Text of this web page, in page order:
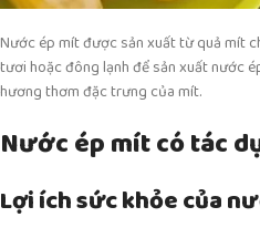
Nước ép mít được sản xuất từ quả mít
tươi hoặc đông lạnh để sản xuất nước
hương thơm đặc trưng của mít.
Nước ép mít có tác
Lợi ích sức khỏe của